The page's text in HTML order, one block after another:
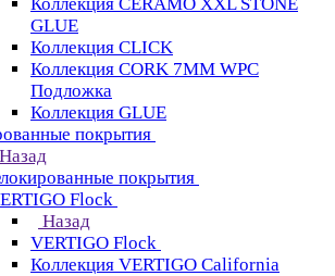
GLUE
Коллекция CLICK
Коллекция CORK 7MM WPC
Подложка
Коллекция GLUE
покрытия
Назад
покрытия
Flock
Назад
VERTIGO Flock
Коллекция VERTIGO California